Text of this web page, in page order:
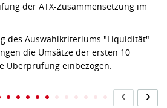
der ATX-Zusammensetzung im
des Auswahlkriteriums "Liquidität"
die Umsätze der ersten 10
Überprüfung einbezogen.